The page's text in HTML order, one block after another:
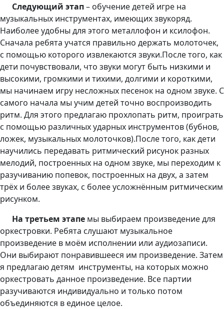
Следующий этап– обучение детей игре на
музыкальных инструментах, имеющих звукоряд.
Наиболее удобны для этого металлофон и ксилофон.
Сначала ребята учатся правильно держать молоточек,
с помощью которого извлекаются звуки.После того, как
дети почувствовали, что звуки могут быть низкими и
высокими, громкими и тихими, долгими и короткими,
мы начинаем игру несложных песенок на одном звуке. С
самого начала мы учим детей точно воспроизводить
ритм. Для этого предлагаю прохлопать ритм, проиграть
с помощью различных ударных инструментов (бубнов,
ложек, музыкальных молоточков).После того, как дети
научились передавать ритмический рисунок разных
мелодий, построенных на одном звуке, мы переходим к
разучиванию попевок, построенных на двух, а затем
трёх и более звуках, с более усложнённым ритмическим
рисунком.
На третьем этапе мы выбираем произведение для
оркестровки. Ребята слушают музыкальное
произведение в моём исполнении или аудиозаписи.
Они выбирают понравившееся им произведение. Затем
я предлагаю детям инструменты, на которых можно
оркестровать данное произведение. Все партии
разучиваются индивидуально и только потом
объединяются в единое целое.